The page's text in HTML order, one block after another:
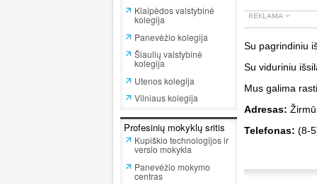
Klaipėdos valstybinė
kolegija
Panevėžio kolegija
Šiaulių valstybinė
kolegija
Utenos kolegija
Vilniaus kolegija
Profesinių mokyklų sritis
Kupiškio technologijos ir
verslo mokykla
Panevėžio mokymo
centras
Su pagrindiniu
Su viduriniu
Mus galima
Adresas:
Telefonas: (8-